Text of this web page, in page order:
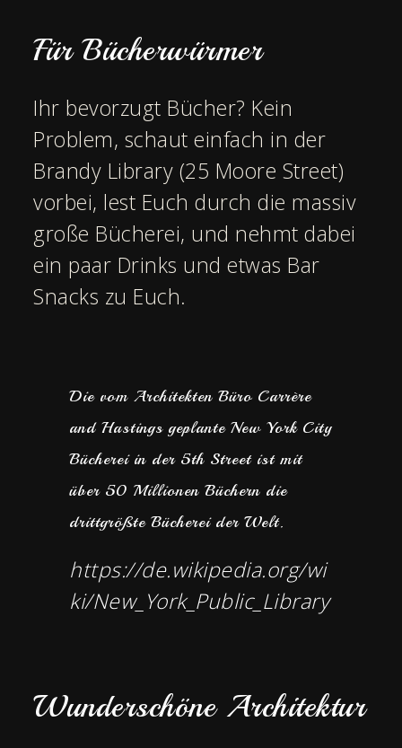
Für Bücherwürmer
Ihr bevorzugt Bücher? Kein
Problem, schaut einfach in der
Brandy Library (25 Moore Street)
vorbei, lest Euch durch die massiv
große Bücherei, und nehmt dabei
ein paar Drinks und etwas Bar
Snacks zu Euch.
Die vom Architekten Büro Carrère
and Hastings geplante New York City
Bücherei in der 5th Street ist mit
über 50 Millionen Büchern die
drittgrößte Bücherei der Welt.
https://de.wikipedia.org/wi
ki/New_York_Public_Library
Wunderschöne Architektur